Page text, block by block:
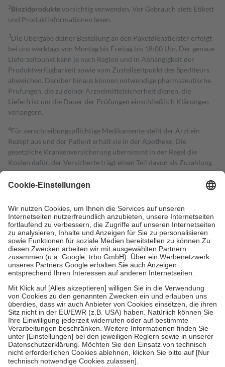
2Biozidproduktevorsichtig verwenden. Vor Gebrauch stets Etikett
und Produktinformationen lesen.
3Die Übergabe deiner Bestellung an den Paketdienstleister erfolgt
bei uns werktags von Montag bis Freitag bis 18:00 Uhr. Der genaue
Lieferzeitpunkt kann je nach Region und in Abhängigkeit der
Produktverfügbarkeit sowie vom Zustellzeitpunkt des Spediteurs
abweichen. Darüber hinaus können notwendige pharmazeutische
Prüfungen, die zu deiner Arzneimittelsicherheit dienen, die
Lieferfrist um die Dauer der Prüfungen einschließlich Klärungen
verlängern.
4Für verschreibungspflichtige Medikamente stellt der Arzt ein
Rezept aus und der Patient erhält sie in der Apotheke. Die
gesetzliche Krankenversicherung übernimmt in der Regel die
Kosten dafür, der Versicherte trägt einen Teil davon als Zuzahlung
mit.
Grundsätzlich leisten Mitglieder Zuzahlungen in Höhe von zehn
höchstens zehn Euro.
Es sind jedoch nie mehr als die tatsächlichen
Kosten der Leistung zu entrichten.
Diese Regeln gelten grundsätzlich auch für Online-Apotheken.
Bei Heilmitteln und häuslicher Krankenpflege beträgt die
Zuzahlung zehn Prozent der Kosten sowie zehn Euro je
Verordnung.
Um das Engagement der Versicherten für ihre eigene Gesundheit zu
stärken und die besondere Stellung der Familie zu unterstützen,
fallenkeine Zuzahlungenan bei:
• Kindern und Jugendlichen bis zum vollendeten 18. Lebensjahr
mit Ausnahme der Fahrkosten
• Untersuchungen zur Vorsorge und Früherkennung, die von der
GKV getragen werden
• empfohlenen Schutzimpfungen
• Harn- und Blutteststreifen